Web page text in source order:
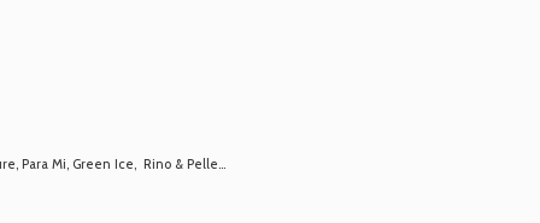
Para Mi, Green Ice, Rino & Pelle...